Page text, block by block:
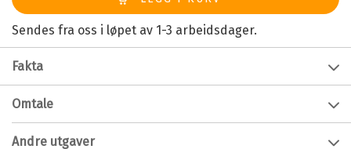
Sendes fra oss i løpet av 1-3 arbeidsdager.
Fakta
Forfatter:
Innbinding:
Alder: 9 - 12
Omtale
Andre utgaver